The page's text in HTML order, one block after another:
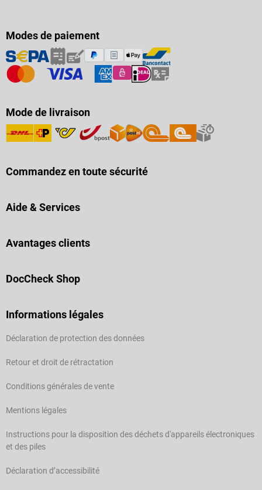
Modes de paiement
Mode de livraison
Commandez en toute sécurité
Aide & Services
Avantages clients
DocCheck Shop
Informations légales
Déclaration de protection des données
Retour et droit de rétractation
Conditions générales de vente
Mentions légales
Instructions pour la disposition des déchets d'appareils électroniques
et des piles
Déclaration d’accessibilité